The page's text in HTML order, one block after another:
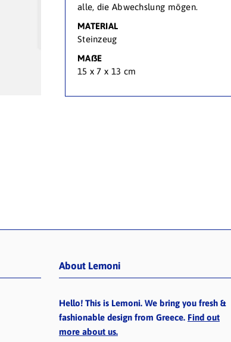
alle, die Abwechslung mögen.
MATERIAL
Steinzeug
MAßE
15 x 7 x 13 cm
About Lemoni
Hello! This is Lemoni. We bring you fresh &
fashionable design from Greece. Find out
more about us.